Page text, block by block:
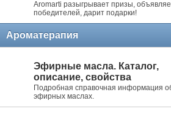
Aromarti разыгрывает призы,
победителей, дарит подарки!
Ароматерапия
Эфирные масла. Каталог,
описание, свойства
Подробная справочная информация
эфирных маслах.